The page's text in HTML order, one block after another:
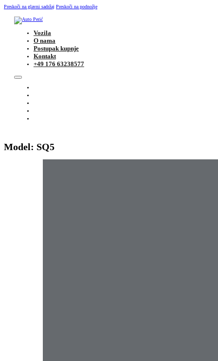
Preskoči na glavni sadržaj Preskoči na podnožje
Vozila
O nama
Postupak kupnje
Kontakt
+49 176 63238577
Model: SQ5